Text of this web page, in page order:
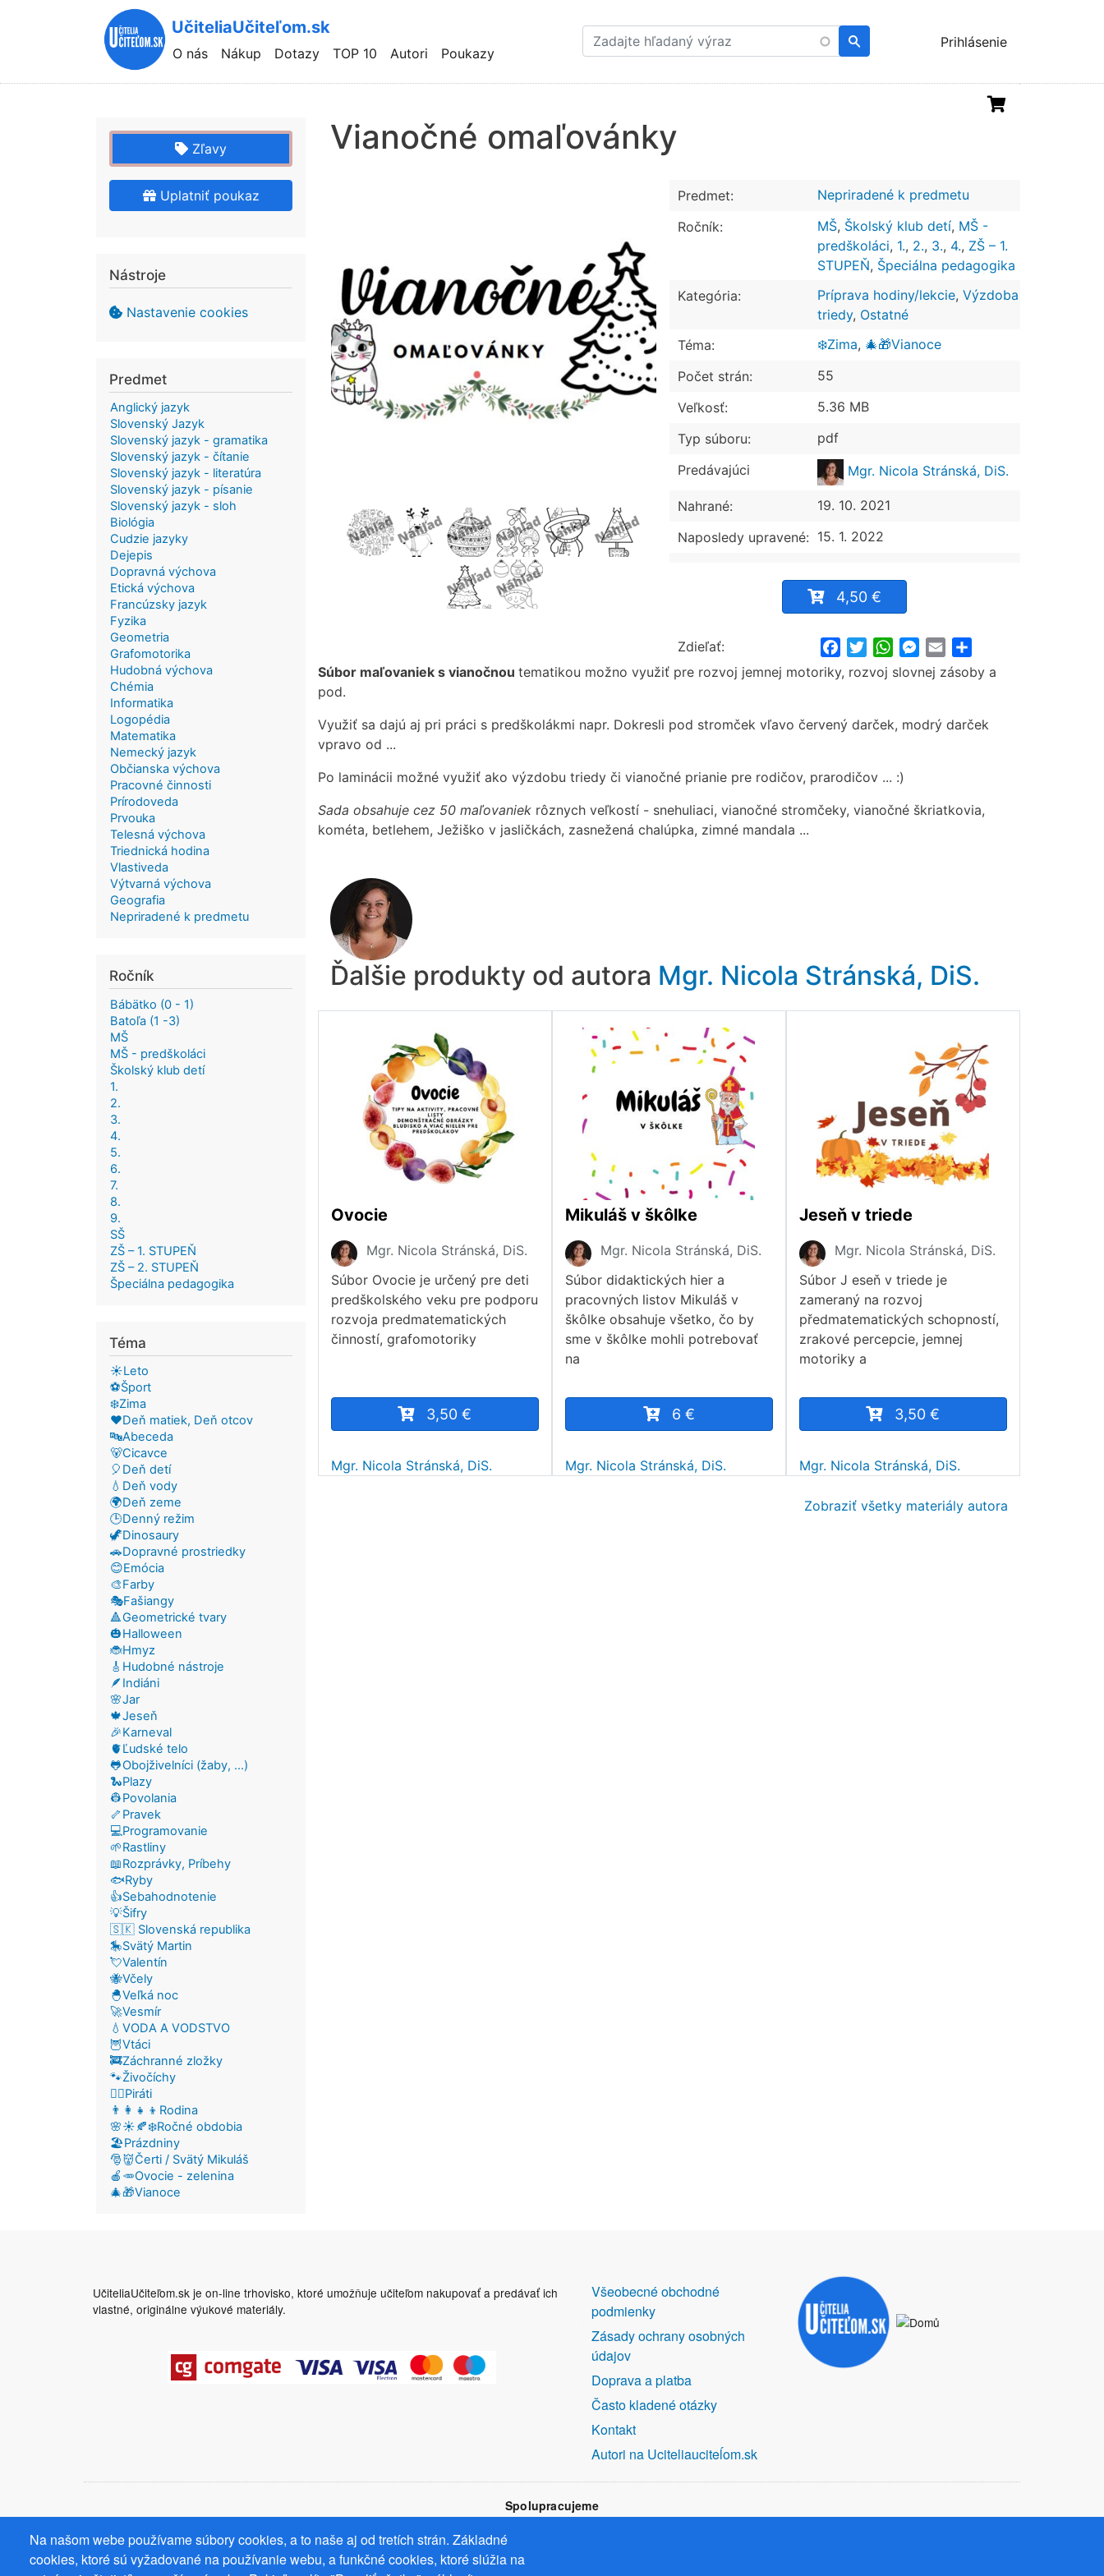
hlavný
UčiteliaUčiteľom.sk
Menu
Prihlásenie
Hlavní
navigace
O nás Nákup Dotazy TOP 10 Autori Poukazy
Vianočné omaľovánky
Predmet:
Nepriradené k predmetu
Ročník:
MŠ, Školský klub detí, MŠ -
predškoláci, 1., 2., 3., 4., ZŠ – 1.
STUPEŇ, Špeciálna pedagogika
Kategória:
Príprava hodiny/lekcie, Výzdoba
triedy, Ostatné
Téma:
❄️Zima, 🎄🎁Vianoce
Počet strán:
55
Veľkosť:
5.36 MB
Typ súboru:
pdf
Predávajúci
Mgr. Nicola Stránská, DiS.
Nahrané:
19. 10. 2021
Naposledy upravené: 15. 1. 2022
4,50 €
Zdieľať: FacebookTwitterWhatsApp
Messenger
Email
Súbor maľovaniek s vianočnou tematikou možno využiť pre rozvoj jemnej motoriky, rozvoj slovnej zásoby a
pod.
Využiť sa dajú aj pri práci s predškolákmi napr. Dokresli pod stromček vľavo červený darček, modrý darček
vpravo od ...
Po laminácii možné využiť ako výzdobu triedy či vianočné prianie pre rodičov, prarodičov ... :)
Sada obsahuje cez 50 maľovaniek rôznych veľkostí - snehuliaci, vianočné stromčeky, vianočné škriatkovia,
kométa, betlehem, Ježiško v jasličkách, zasnežená chalúpka, zimné mandala ...
Ďalšie produkty od autora Mgr. Nicola Stránská, DiS.
Ovocie
Mgr. Nicola Stránská, DiS.
Súbor Ovocie je určený pre deti
predškolského veku pre podporu
rozvoja predmatematických
činností, grafomotoriky
3,50 €
Mgr. Nicola Stránská, DiS.
Mikuláš v škôlke
Mgr. Nicola Stránská, DiS.
Súbor didaktických hier a
pracovných listov Mikuláš v
škôlke obsahuje všetko, čo by
sme v škôlke mohli potrebovať
na
6 €
Mgr. Nicola Stránská, DiS.
Jeseň v triede
Mgr. Nicola Stránská, DiS.
Súbor J eseň v triede je
zameraný na rozvoj
předmatematických schopností,
zrakové percepcie, jemnej
motoriky a
3,50 €
Mgr. Nicola Stránská, DiS.
Zobraziť všetky materiály autora
Zľavy
Uplatniť poukaz
Nástroje
Nastavenie cookies
Predmet
Anglický jazyk
Slovenský Jazyk
Slovenský jazyk - gramatika
Slovenský jazyk - čítanie
Slovenský jazyk - literatúra
Slovenský jazyk - písanie
Slovenský jazyk - sloh
Biológia
Cudzie jazyky
Dejepis
Dopravná výchova
Etická výchova
Francúzsky jazyk
Fyzika
Geometria
Grafomotorika
Hudobná výchova
Chémia
Informatika
Logopédia
Matematika
Nemecký jazyk
Občianska výchova
Pracovné činnosti
Prírodoveda
Prvouka
Telesná výchova
Triednická hodina
Vlastiveda
Výtvarná výchova
Geografia
Nepriradené k predmetu
Ročník
Bábätko (0 - 1)
Batoľa (1 -3)
MŠ
MŠ - predškoláci
Školský klub detí
1.
2.
3.
4.
5.
6.
7.
8.
9.
SŠ
ZŠ – 1. STUPEŇ
ZŠ – 2. STUPEŇ
Špeciálna pedagogika
Téma
☀️Leto
⚽Šport
❄️Zima
❤️Deň matiek, Deň otcov
🔤Abeceda
🐻Cicavce
🎈Deň detí
💧Deň vody
🌍Deň zeme
🕒Denný režim
🦖Dinosaury
🚗Dopravné prostriedky
😊Emócia
🎨Farby
🎭Fašiangy
🔺Geometrické tvary
🎃Halloween
🐞Hmyz
🎸Hudobné nástroje
🪶Indiáni
🌸Jar
🍁Jeseň
🎉Karneval
🫀Ľudské telo
🐸Obojživelníci (žaby, ...)
🐍Plazy
👷Povolania
🦴Pravek
💻Programovanie
🌱Rastliny
📖Rozprávky, Príbehy
🐟Ryby
👍Sebahodnotenie
💡Šifry
🇸🇰 Slovenská republika
🎠Svätý Martin
💘Valentín
🐝Včely
🐣Veľká noc
🚀Vesmír
💧VODA A VODSTVO
🦉Vtáci
🚒Záchranné zložky
🐾Živočíchy
🏴‍☠️Piráti
👨‍👩‍👧‍👦Rodina
🌸☀️🍂❄️Ročné obdobia
🏖️Prázdniny
🎅👹Čerti / Svätý Mikuláš
🍎🥕Ovocie - zelenina
🎄🎁Vianoce
UčiteliaUčiteľom.sk je on-line trhovisko, ktoré umožňuje učiteľom nakupovať a predávať ich
vlastné, originálne výukové materiály.
Na našom webe používame súbory cookies, a to naše aj od tretích strán. Základné
cookies, ktoré sú vyžadované na používanie webu, a funkčné cookies, ktoré slúžia na
DALŠÍ
ODKAZY
Všeobecné obchodné
podmienky
Zásady ochrany osobných
údajov
Doprava a platba
Často kladené otázky
Kontakt
Autori na Uciteliauciteĺom.sk
Spolupracujeme